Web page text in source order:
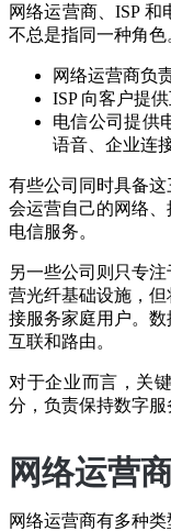
网络运营商、ISP
不总是指同一种角色
网络运营商负
ISP 向客户提
电信公司提供
语音、企业连
有些公司同时具备
会运营自己的网络
电信服务。
另一些公司则只专
营光纤基础设施，
接服务家庭用户。
互联和路由。
对于企业而言，关
分，负责保持数字服
网络运营
网络运营商有多种类